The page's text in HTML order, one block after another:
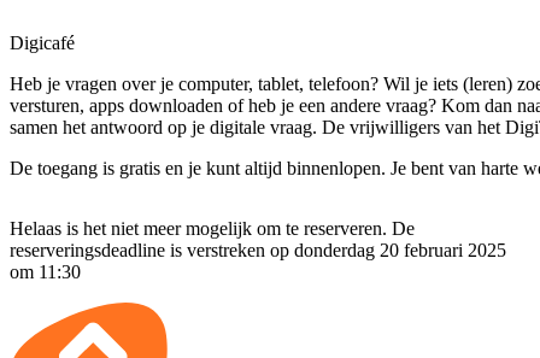
Digicafé
Heb je vragen over je computer, tablet, telefoon? Wil je iets (leren)
versturen, apps downloaden of heb je een andere vraag? Kom dan
samen het antwoord op je digitale vraag. De vrijwilligers van het
De toegang is gratis en je kunt altijd binnenlopen. Je bent van harte
Helaas is het niet meer mogelijk om te reserveren. De
reserveringsdeadline is verstreken op donderdag 20 februari 2025
om 11:30